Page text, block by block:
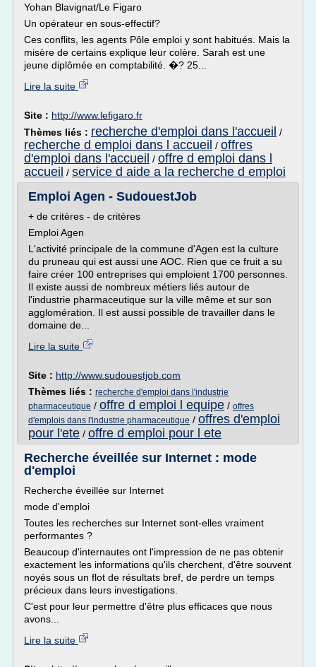
Yohan Blavignat/Le Figaro
Un opérateur en sous-effectif?
Ces conflits, les agents Pôle emploi y sont habitués. Mais la
misère de certains explique leur colère. Sarah est une
jeune diplômée en comptabilité. �? 25...
Lire la suite
Site : http://www.lefigaro.fr
Thèmes liés : recherche d'emploi dans l'accueil /
recherche d emploi dans l accueil / offres
d'emploi dans l'accueil / offre d emploi dans l
accueil / service d aide a la recherche d emploi
Emploi Agen - SudouestJob
+ de critères - de critères
Emploi Agen
L'activité principale de la commune d'Agen est la culture
du pruneau qui est aussi une AOC. Rien que ce fruit a su
faire créer 100 entreprises qui emploient 1700 personnes.
Il existe aussi de nombreux métiers liés autour de
l'industrie pharmaceutique sur la ville même et sur son
agglomération. Il est aussi possible de travailler dans le
domaine de...
Lire la suite
Site : http://www.sudouestjob.com
Thèmes liés : recherche d'emploi dans l'industrie
pharmaceutique / offre d emploi l equipe / offres
d'emplois dans l'industrie pharmaceutique / offres d'emploi
pour l'ete / offre d emploi pour l ete
Recherche éveillée sur Internet : mode
d'emploi
Recherche éveillée sur Internet
mode d'emploi
Toutes les recherches sur Internet sont-elles vraiment
performantes ?
Beaucoup d'internautes ont l'impression de ne pas obtenir
exactement les informations qu'ils cherchent, d'être souvent
noyés sous un flot de résultats bref, de perdre un temps
précieux dans leurs investigations.
C'est pour leur permettre d'être plus efficaces que nous
avons...
Lire la suite